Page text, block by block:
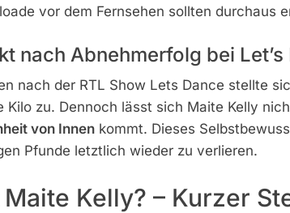
vor dem Fernsehen sollten durchaus
nach Abnehmerfolg bei Let’s
nach der RTL Show Lets Dance stellte
Kilo zu. Dennoch lässt sich Maite Kelly
von Innenkommt. Dieses
Pfunde letztlich wieder zu verlieren.
Kelly? – Kurzer